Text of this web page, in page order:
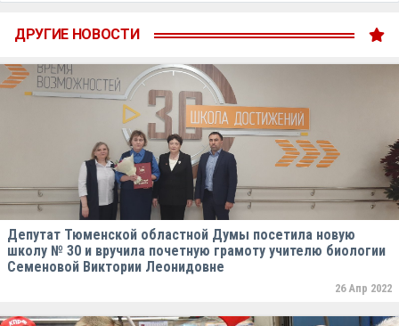
ДРУГИЕ НОВОСТИ
Депутат Тюменской областной Думы посетила новую
школу № 30 и вручила почетную грамоту учителю биологии
Семеновой Виктории Леонидовне
26 Апр 2022